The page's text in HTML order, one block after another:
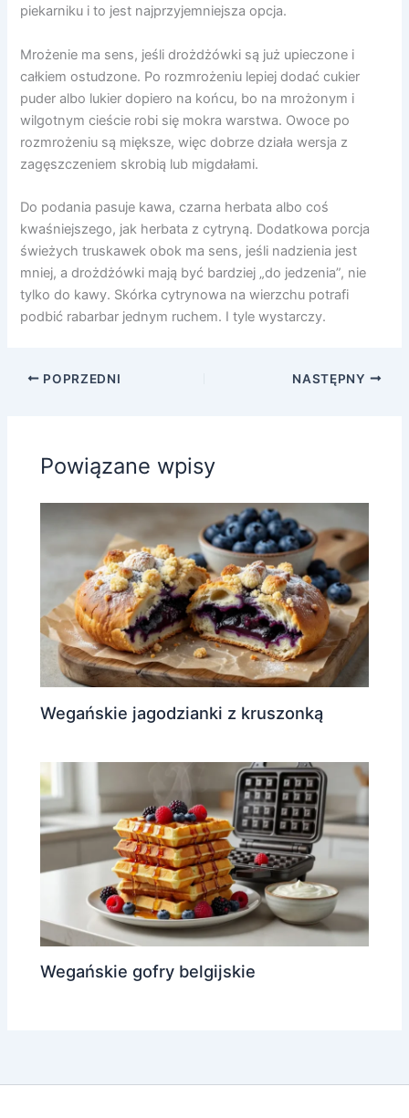
piekarniku i to jest najprzyjemniejsza opcja.
Mrożenie ma sens, jeśli drożdżówki są już upieczone i
całkiem ostudzone. Po rozmrożeniu lepiej dodać cukier
puder albo lukier dopiero na końcu, bo na mrożonym i
wilgotnym cieście robi się mokra warstwa. Owoce po
rozmrożeniu są miększe, więc dobrze działa wersja z
zagęszczeniem skrobią lub migdałami.
Do podania pasuje kawa, czarna herbata albo coś
kwaśniejszego, jak herbata z cytryną. Dodatkowa porcja
świeżych truskawek obok ma sens, jeśli nadzienia jest
mniej, a drożdżówki mają być bardziej „do jedzenia”, nie
tylko do kawy. Skórka cytrynowa na wierzchu potrafi
podbić rabarbar jednym ruchem. I tyle wystarczy.
POPRZEDNI NASTĘPNY
Powiązane wpisy
Wegańskie jagodzianki z kruszonką
Wegańskie gofry belgijskie